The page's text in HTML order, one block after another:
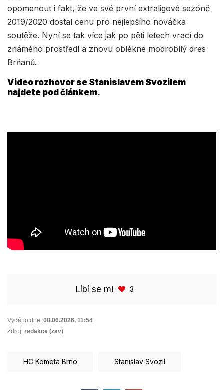
opomenout i fakt, že ve své první extraligové sezóně
2019/2020 dostal cenu pro nejlepšího nováčka
soutěže. Nyní se tak více jak po pěti letech vrací do
známého prostředí a znovu oblékne modrobílý dres
Brňanů.
Video rozhovor se Stanislavem Svozilem
najdete pod článkem.
Líbí se mi 3
Vydáno dne: 08.06.2026, 11:54
Zdroj: redakce (zav)
HC Kometa Brno Stanislav Svozil